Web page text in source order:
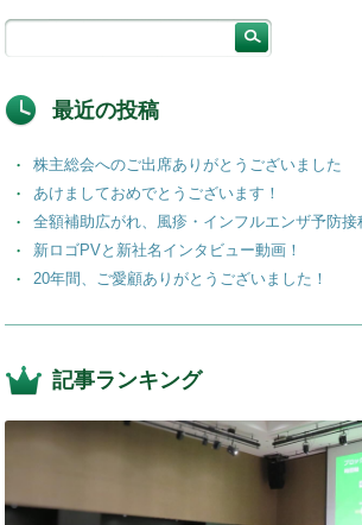
最近の投稿
株主総会へのご出席ありがとうございました
あけましておめでとうございます！
全額補助広がれ、風疹・インフルエンザ予防接
新ロゴPVと新社名インタビュー動画！
20年間、ご愛顧ありがとうございました！
記事ランキング